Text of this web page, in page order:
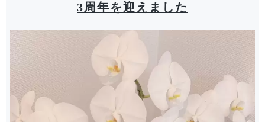
3周年を迎えました